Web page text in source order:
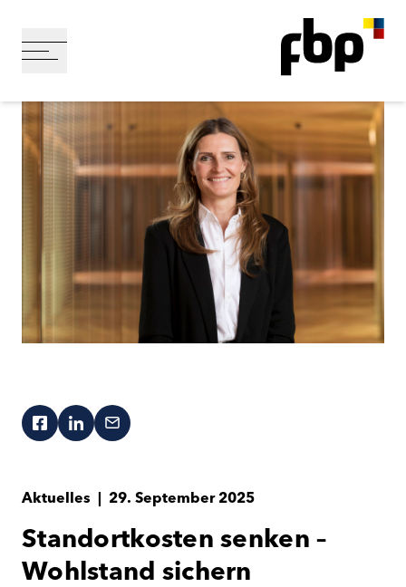
Aktuelles 29. September 2025
Standortkosten senken –
Wohlstand sichern